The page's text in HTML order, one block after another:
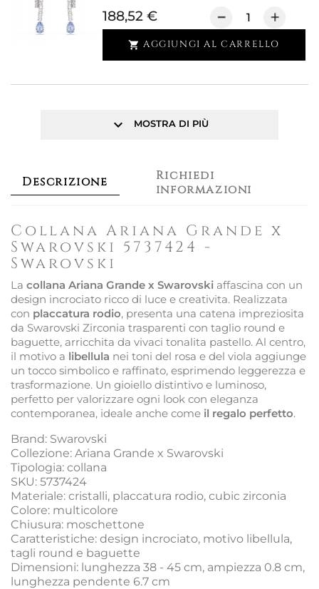
188,52 €
 AGGIUNGI AL CARRELLO
keyboard_arrow_down MOSTRA DI PIÙ
Descrizione
Richiedi
informazioni
Collana Ariana Grande x
Swarovski 5737424 -
Swarovski
La collana Ariana Grande x Swarovski affascina con un
design incrociato ricco di luce e creativita. Realizzata
con placcatura rodio, presenta una catena impreziosita
da Swarovski Zirconia trasparenti con taglio round e
baguette, arricchita da vivaci tonalita pastello. Al centro,
il motivo a libellula nei toni del rosa e del viola aggiunge
un tocco simbolico e raffinato, esprimendo leggerezza e
trasformazione. Un gioiello distintivo e luminoso,
perfetto per valorizzare ogni look con eleganza
contemporanea, ideale anche come il regalo perfetto.
Brand: Swarovski
Collezione: Ariana Grande x Swarovski
Tipologia: collana
SKU: 5737424
Materiale: cristalli, placcatura rodio, cubic zirconia
Colore: multicolore
Chiusura: moschettone
Caratteristiche: design incrociato, motivo libellula,
tagli round e baguette
Dimensioni: lunghezza 38 - 45 cm, ampiezza 0.8 cm,
lunghezza pendente 6.7 cm